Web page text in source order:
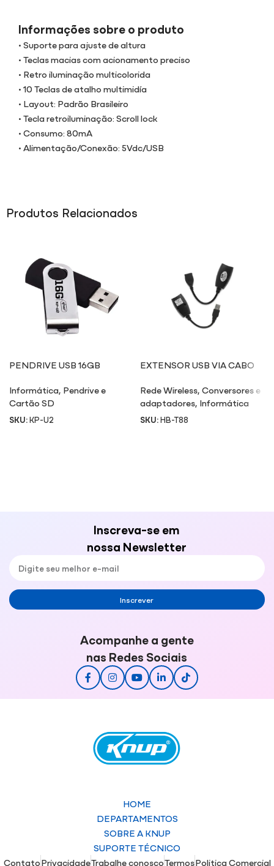
Informações sobre o produto
• Suporte para ajuste de altura
• Teclas macias com acionamento preciso
• Retro iluminação multicolorida
• 10 Teclas de atalho multimidía
• Layout: Padrão Brasileiro
• Tecla retroiluminação: Scroll lock
• Consumo: 80mA
• Alimentação/Conexão: 5Vdc/USB
Produtos Relacionados
PENDRIVE USB 16GB
Informática, Pendrive e
Cartão SD
SKU:KP-U2
EXTENSOR USB VIA CABO
Rede Wireless,Conversores e
adaptadores, Informática
SKU:HB-T88
Inscreva-se em
nossa Newsletter
Inscrever
Acompanhe a gente
nas Redes Sociais
HOME
DEPARTAMENTOS
SOBRE A KNUP
SUPORTE TÉCNICO
ContatoPrivacidadeTrabalhe conoscoTermosPolitica Comercial